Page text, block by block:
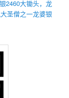
2460大锄头，龙
圣僧之一龙婆银